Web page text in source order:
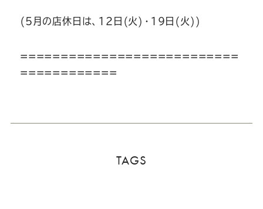
(5月の店休日は、12日(火)・19日(火))
===========================
============
TAGS